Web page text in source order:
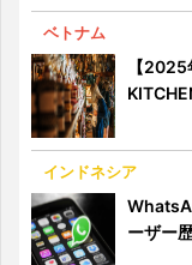
ベトナム
【
インドネシア
ーザー